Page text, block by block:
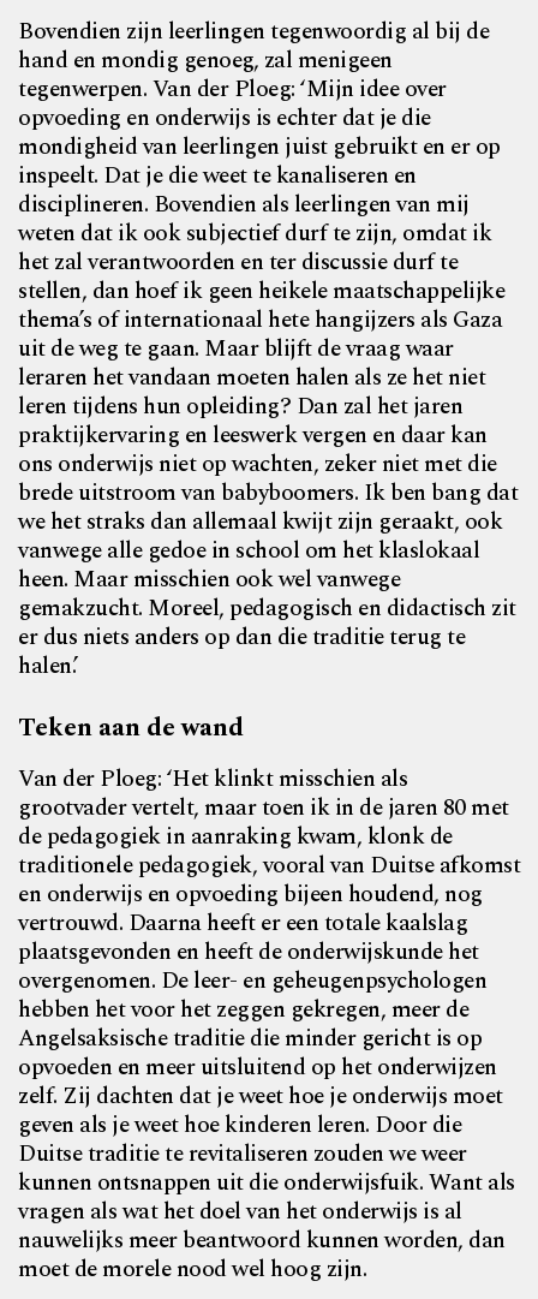
Bovendien zijn leerlingen tegenwoordig al bij de
hand en mondig genoeg, zal menigeen
tegenwerpen. Van der Ploeg: ‘Mijn idee over
opvoeding en onderwijs is echter dat je die
mondigheid van leerlingen juist gebruikt en er op
inspeelt. Dat je die weet te kanaliseren en
disciplineren. Bovendien als leerlingen van mij
weten dat ik ook subjectief durf te zijn, omdat ik
het zal verantwoorden en ter discussie durf te
stellen, dan hoef ik geen heikele maatschappelijke
thema’s of internationaal hete hangijzers als Gaza
uit de weg te gaan. Maar blijft de vraag waar
leraren het vandaan moeten halen als ze het niet
leren tijdens hun opleiding? Dan zal het jaren
praktijkervaring en leeswerk vergen en daar kan
ons onderwijs niet op wachten, zeker niet met die
brede uitstroom van babyboomers. Ik ben bang dat
we het straks dan allemaal kwijt zijn geraakt, ook
vanwege alle gedoe in school om het klaslokaal
heen. Maar misschien ook wel vanwege
gemakzucht. Moreel, pedagogisch en didactisch zit
er dus niets anders op dan die traditie terug te
halen.’
Teken aan de wand
Van der Ploeg: ‘Het klinkt misschien als
grootvader vertelt, maar toen ik in de jaren 80 met
de pedagogiek in aanraking kwam, klonk de
traditionele pedagogiek, vooral van Duitse afkomst
en onderwijs en opvoeding bijeen houdend, nog
vertrouwd. Daarna heeft er een totale kaalslag
plaatsgevonden en heeft de onderwijskunde het
overgenomen. De leer- en geheugenpsychologen
hebben het voor het zeggen gekregen, meer de
Angelsaksische traditie die minder gericht is op
opvoeden en meer uitsluitend op het onderwijzen
zelf. Zij dachten dat je weet hoe je onderwijs moet
geven als je weet hoe kinderen leren. Door die
Duitse traditie te revitaliseren zouden we weer
kunnen ontsnappen uit die onderwijsfuik. Want als
vragen als wat het doel van het onderwijs is al
nauwelijks meer beantwoord kunnen worden, dan
moet de morele nood wel hoog zijn.